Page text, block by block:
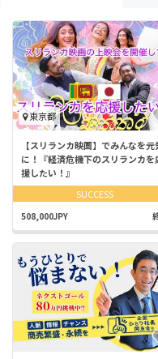
東京都
【スリランカ映画】でみんなを元
に！『経済危機下のスリランカを
援したい！』
SUCCESS
508,000JPY